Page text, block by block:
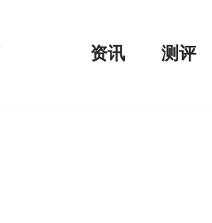
资讯 测评